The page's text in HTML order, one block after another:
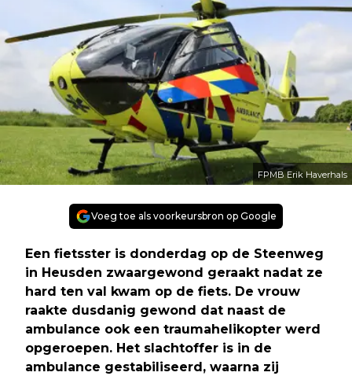
FPMB Erik Haverhals
Voeg toe als voorkeursbron op Google
Een fietsster is donderdag op de Steenweg
in Heusden zwaargewond geraakt nadat ze
hard ten val kwam op de fiets. De vrouw
raakte dusdanig gewond dat naast de
ambulance ook een traumahelikopter werd
opgeroepen. Het slachtoffer is in de
ambulance gestabiliseerd, waarna zij